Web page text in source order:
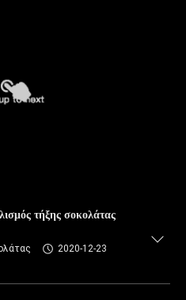
τήξης σοκολάτας
2020-12-23